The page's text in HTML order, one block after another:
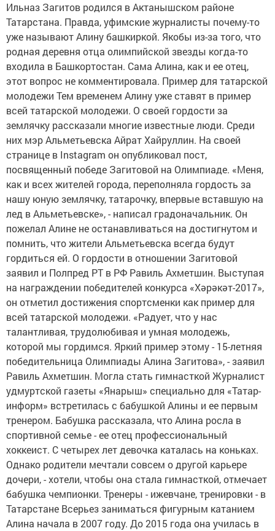
Ильназ Загитов родился в Актанышском районе
Татарстана. Правда, уфимские журналисты почему-то
уже называют Алину башкиркой. Якобы из-за того, что
родная деревня отца олимпийской звезды когда-то
входила в Башкортостан. Сама Алина, как и ее отец,
этот вопрос не комментировала. Пример для татарской
молодежи Тем временем Алину уже ставят в пример
всей татарской молодежи. О своей гордости за
землячку рассказали многие известные люди. Среди
них мэр Альметьевска Айрат Хайруллин. На своей
странице в Instagram он опубликовал пост,
посвященный победе Загитовой на Олимпиаде. «Меня,
как и всех жителей города, переполняла гордость за
нашу юную землячку, татарочку, впервые вставшую на
лед в Альметьевске», - написал градоначальник. Он
пожелал Алине не останавливаться на достигнутом и
помнить, что жители Альметьевска всегда будут
гордиться ей. О гордости в отношении Загитовой
заявил и Полпред РТ в РФ Равиль Ахметшин. Выступая
на награждении победителей конкурса «Хәрәкәт-2017»,
он отметил достижения спортсменки как пример для
всей татарской молодежи. «Радует, что у нас
талантливая, трудолюбивая и умная молодежь,
которой мы гордимся. Яркий пример этому - 15-летняя
победительница Олимпиады Алина Загитова», - заявил
Равиль Ахметшин. Могла стать гимнасткой Журналист
удмуртской газеты «Янарыш» специально для «Татар-
информ» встретилась с бабушкой Алины и ее первым
тренером. Бабушка рассказала, что Алина росла в
спортивной семье - ее отец профессиональный
хоккеист. С четырех лет девочка каталась на коньках.
Однако родители мечтали совсем о другой карьере
дочери, - хотели, чтобы она стала гимнасткой, отмечает
бабушка чемпионки. Тренеры - ижевчане, тренировки - в
Татарстане Всерьез заниматься фигурным катанием
Алина начала в 2007 году. До 2015 года она училась в